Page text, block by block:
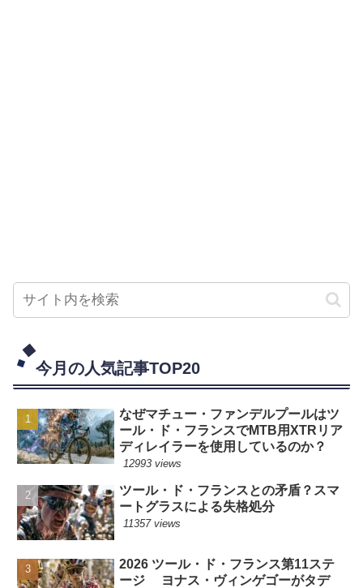
今月の人気記事TOP20
なぜマチュー・ファンデルプールはツ
ール・ド・フランスでMTB用XTRリア
ディレイラーを使用しているのか？
12993 views
ツール・ド・フランスとの矛盾？スマ
ートグラスによる失格処分
11357 views
2026 ツール・ド・フランス第11ステ
ージ ヨナス・ヴィンゲゴーがタデ